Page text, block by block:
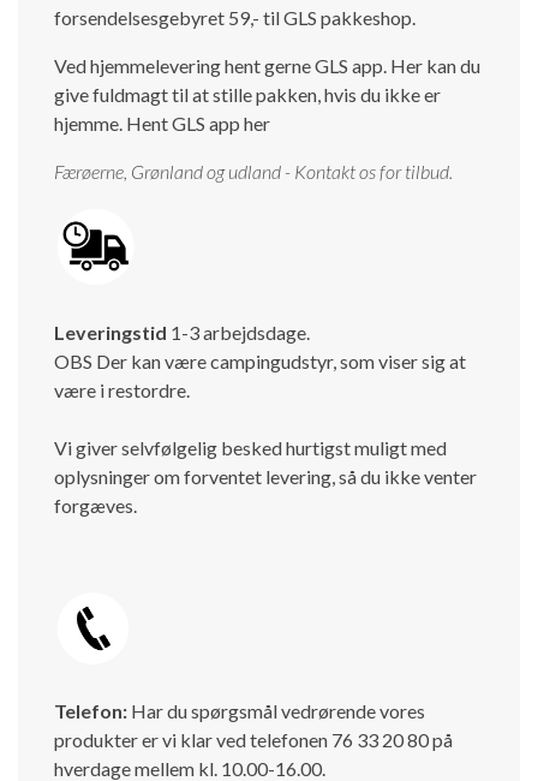
forsendelsesgebyret 59,- til GLS pakkeshop.
Ved hjemmelevering hent gerne GLS app. Her kan du
give fuldmagt til at stille pakken, hvis du ikke er
hjemme. Hent GLS app her
Færøerne, Grønland og udland - Kontakt os for tilbud.
Leveringstid 1-3 arbejdsdage.
OBS Der kan være campingudstyr, som viser sig at
være i restordre.
Vi giver selvfølgelig besked hurtigst muligt med
oplysninger om forventet levering, så du ikke venter
forgæves.
Telefon: Har du spørgsmål vedrørende vores
produkter er vi klar ved telefonen 76 33 20 80 på
hverdage mellem kl. 10.00-16.00.